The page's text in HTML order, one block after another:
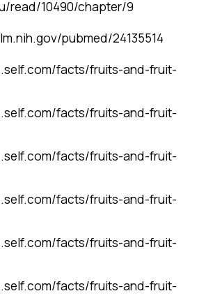
read/10490/chapter/9
pubmed/24135514
facts/fruits-and-fruit-
facts/fruits-and-fruit-
facts/fruits-and-fruit-
facts/fruits-and-fruit-
facts/fruits-and-fruit-
facts/fruits-and-fruit-